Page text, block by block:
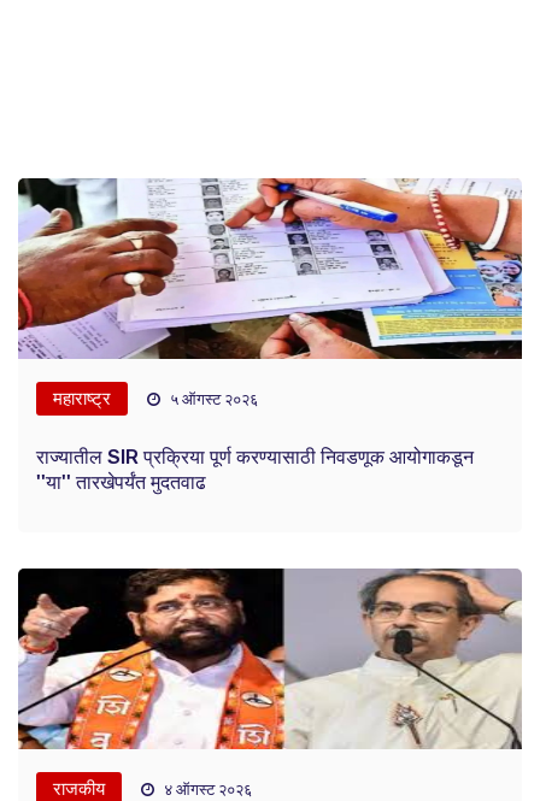
महाराष्ट्र ५ ऑगस्ट २०२६
राज्यातील SIR प्रक्रिया पूर्ण करण्यासाठी निवडणूक आयोगाकडून
''या'' तारखेपर्यंत मुदतवाढ
राजकीय ४ ऑगस्ट २०२६